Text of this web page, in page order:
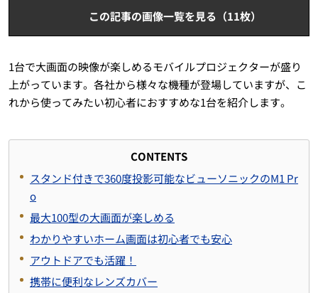
この記事の画像一覧を見る（11枚）
1台で大画面の映像が楽しめるモバイルプロジェクターが盛り
上がっています。各社から様々な機種が登場していますが、こ
れから使ってみたい初心者におすすめな1台を紹介します。
CONTENTS
スタンド付きで360度投影可能なビューソニックのM1 Pr
o
最大100型の大画面が楽しめる
わかりやすいホーム画面は初心者でも安心
アウトドアでも活躍！
携帯に便利なレンズカバー